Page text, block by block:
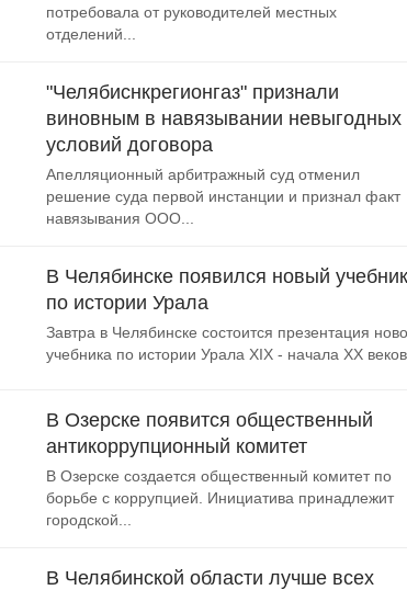
потребовала от руководителей местных
отделений...
"Челябиснкрегионгаз" признали
виновным в навязывании невыгодных
условий договора
Апелляционный арбитражный суд отменил
решение суда первой инстанции и признал факт
навязывания ООО...
В Челябинске появился новый учебник
по истории Урала
Завтра в Челябинске состоится презентация
учебника по истории Урала XIX - начала XX
В Озерске появится общественный
антикоррупционный комитет
В Озерске создается общественный комитет по
борьбе с коррупцией. Инициатива принадлежит
городской...
В Челябинской области лучше всех